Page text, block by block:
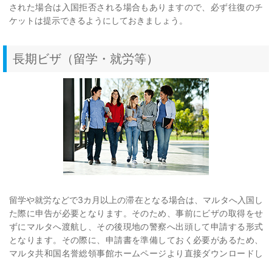
された場合は入国拒否される場合もありますので、必ず往復のチ
ケットは提示できるようにしておきましょう。
長期ビザ（留学・就労等）
留学や就労などで3カ月以上の滞在となる場合は、マルタへ入国し
た際に申告が必要となります。そのため、事前にビザの取得をせ
ずにマルタへ渡航し、その後現地の警察へ出頭して申請する形式
となります。その際に、申請書を準備しておく必要があるため、
マルタ共和国名誉総領事館ホームページより直接ダウンロードし